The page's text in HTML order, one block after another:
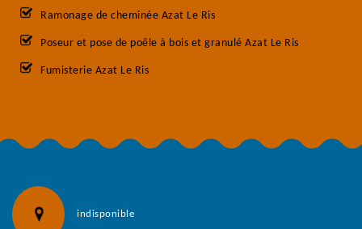
Ramonage de cheminée Azat Le Ris
Poseur et pose de poêle à bois et granulé Azat Le Ris
Fumisterie Azat Le Ris
indisponible